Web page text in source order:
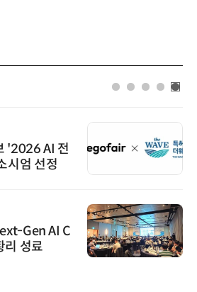
'2026 AI 전
시엄 선정
Gen AI C
성료